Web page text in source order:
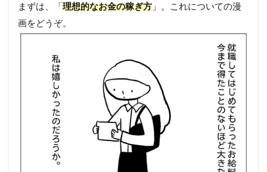
まずは、「理想的なお金の稼ぎ方 」。これについての漫
画をどうぞ。